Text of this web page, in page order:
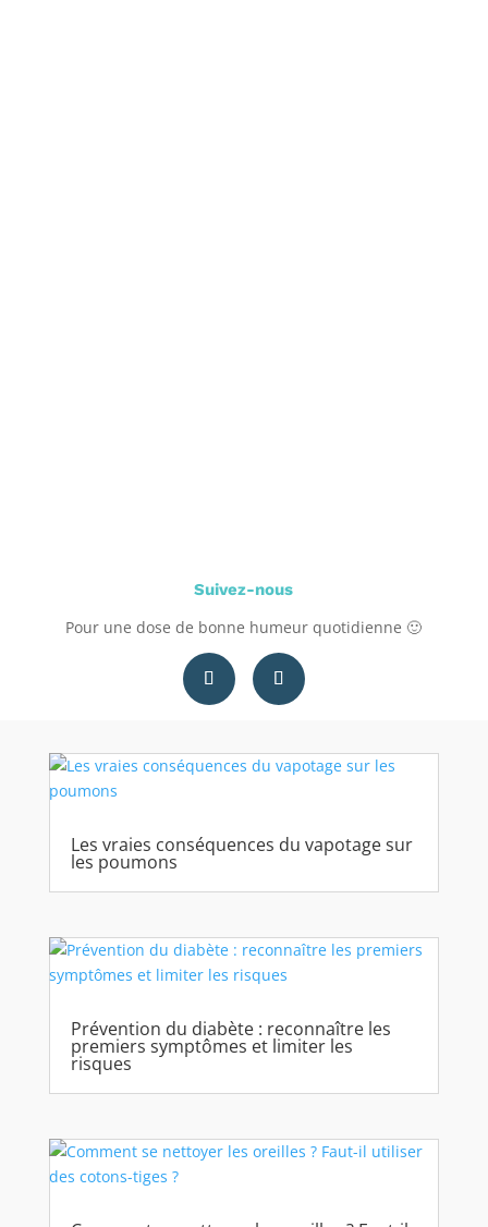
Suivez-nous
Pour une dose de bonne humeur quotidienne 🙂
Les vraies conséquences du vapotage sur
les poumons
Prévention du diabète : reconnaître les
premiers symptômes et limiter les
risques